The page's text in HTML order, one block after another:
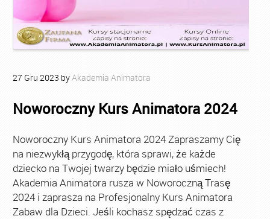
27 Gru 2023 byAkademia Animatora
Noworoczny Kurs Animatora 2024
Noworoczny Kurs Animatora 2024 Zapraszamy Cię
na niezwykłą przygodę, która sprawi, że każde
dziecko na Twojej twarzy będzie miało uśmiech!
Akademia Animatora rusza w Noworoczną Trasę
2024 i zaprasza na Profesjonalny Kurs Animatora
Zabaw dla Dzieci. Jeśli kochasz spędzać czas z